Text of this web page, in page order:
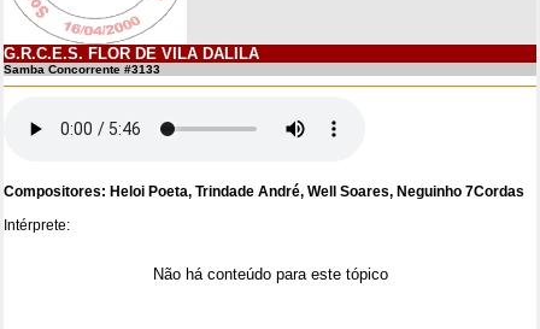
G.R.C.E.S. FLOR DE VILA DALILA
Samba Concorrente #3133
Compositores: Heloi Poeta, Trindade André, Well Soares, Neguinho 7Cordas
Intérprete:
Não há conteúdo para este tópico